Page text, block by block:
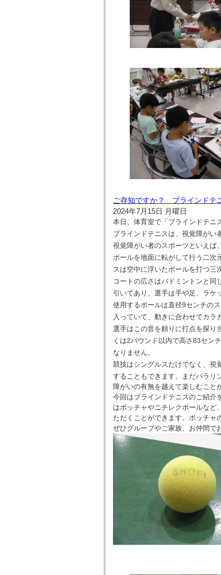
ご存知ですか？ ブラインドテ
2024年7月15日 月曜日
本日、体育室で「ブラインドテニ
ブラインドテニスは、視覚障がい
視覚障がい者のスポーツといえば
ボールを地面に転がして行う二次
スは空中に浮いたボールを打つ三
コートの広さはバドミントンと同
引いてあり、選手は手や足、ラケ
使用するボールは直径9センチの
入っていて、動きに合わせてカラ
選手はこの音を頼りに打点を探り
くは2バウンド以内で高さ83セン
なりません。
競技はシングルスだけでなく、視
することもできます。まだパラリ
障がいの有無を越えて楽しむこと
今回はブラインドテニスのご紹介
はボッチャやニチレクボールなど
ただくことができます。ボッチャ
ぜひグループやご家族、お仲間で